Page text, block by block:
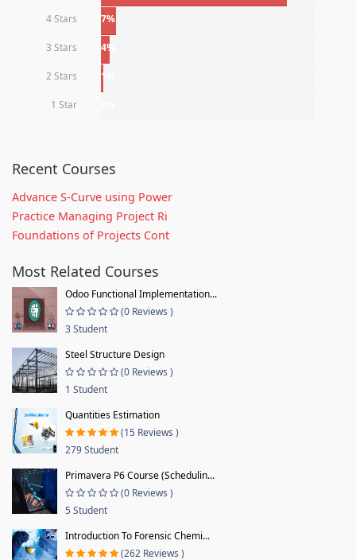
4 Stars 7%
3 Stars 4%
2 Stars 1%
1 Star
Recent Courses
Advance S-Curve using Power
Practice Managing Project Ri
Foundations of Projects Cont
Most Related Courses
Odoo Functional Implementation...
(0 Reviews )
3 Student
Steel Structure Design
(0 Reviews )
1 Student
Quantities Estimation
(15 Reviews )
279 Student
Primavera P6 Course (Schedulin...
(0 Reviews )
5 Student
Introduction To Forensic Chemi...
(262 Reviews )